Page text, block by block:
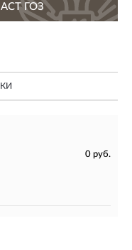
АСТ ГОЗ
0 руб.